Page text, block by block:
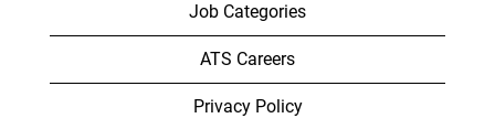
Job Categories
ATS Careers
Privacy Policy